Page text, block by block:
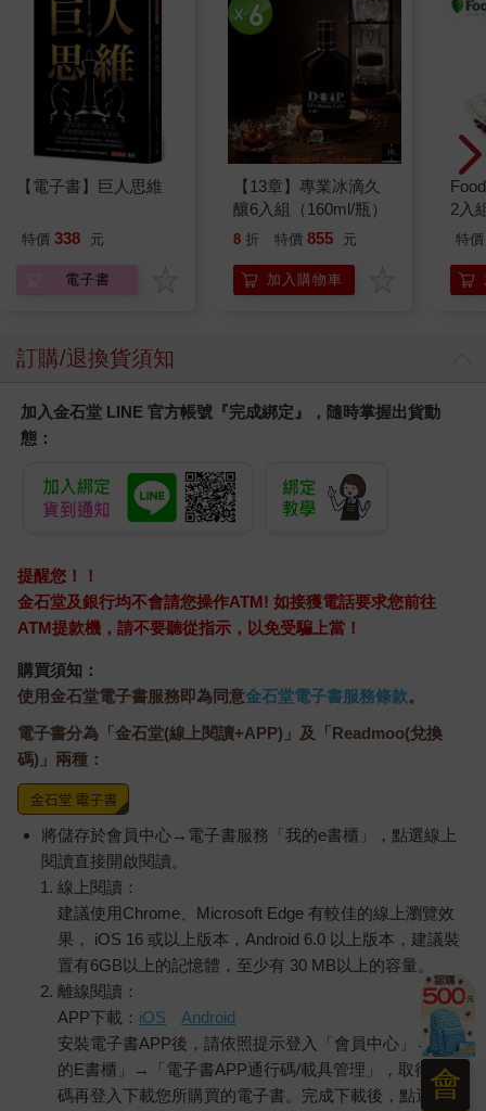
【電子書】巨人思維
特價 338 元
電子書
【13章】專業冰滴久
釀6入組（160ml/瓶）
8 折 特價 855 元
加入購物車
2入
特價
訂購/退換貨須知
加入金石堂 LINE 官方帳號『完成綁定』，隨時掌握出貨動
態：
提醒您！！
金石堂及銀行均不會請您操作ATM! 如接獲電話要求您前往
ATM提款機，請不要聽從指示，以免受騙上當！
購買須知：
使用金石堂電子書服務即為同意金石堂電子書服務條款。
電子書分為「金石堂(線上閱讀+APP)」及「Readmoo(兌換
碼)」兩種：
將儲存於會員中心→電子書服務「我的e書櫃」，點選線上
閱讀直接開啟閱讀。
線上閱讀：
建議使用Chrome、Microsoft Edge 有較佳的線上瀏覽效
果， iOS 16 或以上版本，Android 6.0 以上版本，建議裝
置有6GB以上的記憶體，至少有 30 MB以上的容量。
離線閱讀：
APP下載： iOS
Android
安裝電子書APP後，請依照提示登入「會員中心」→「我
的E書櫃」→「電子書APP通行碼/載具管理」，取得通行
碼再登入下載您所購買的電子書。完成下載後，點選任一
會